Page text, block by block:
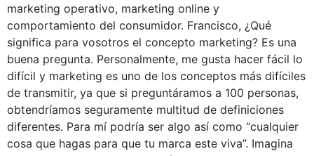
marketing operativo, marketing online y
comportamiento del consumidor. Francisco, ¿Qué
significa para vosotros el concepto marketing? Es una
buena pregunta. Personalmente, me gusta hacer fácil lo
difícil y marketing es uno de los conceptos más difíciles
de transmitir, ya que si preguntáramos a 100 personas,
obtendríamos seguramente multitud de definiciones
diferentes. Para mí podría ser algo así como “cualquier
cosa que hagas para que tu marca este viva”. Imagina